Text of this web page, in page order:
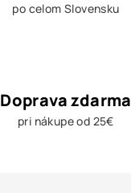
po celom Slovensku
Doprava zdarma
pri nákupe od 25€